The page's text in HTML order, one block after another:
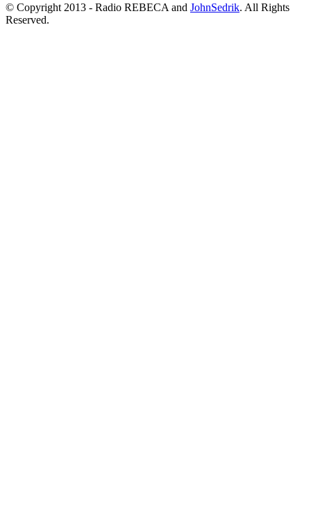
© Copyright 2013 - Radio REBECA and JohnSedrik. All Rights
Reserved.